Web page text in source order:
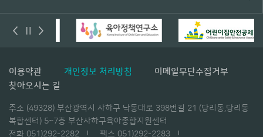
이용약관 개인정보 처리방침
이메일무단수집거부
찾아오시는 길
주소 (49328) 부산광역시 사하구 낙동대로 398번길 21 (당리동,당리동
복합센터) 5~7층 부산사하구육아종합지원센터
전화 051)292-2282
팩스 051)292-2283